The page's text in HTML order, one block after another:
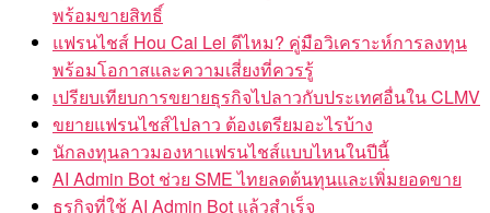
พร้อมขายสิทธิ์
แฟรนไชส์ Hou Cai Lei ดีไหม? คู่มือวิเคราะห์การลงทุน
พร้อมโอกาสและความเสี่ยงที่ควรรู้
เปรียบเทียบการขยายธุรกิจไปลาวกับประเทศอื่นใน CLMV
ขยายแฟรนไชส์ไปลาว ต้องเตรียมอะไรบ้าง
นักลงทุนลาวมองหาแฟรนไชส์แบบไหนในปีนี้
AI Admin Bot ช่วย SME ไทยลดต้นทุนและเพิ่มยอดขาย
ธุรกิจที่ใช้ AI Admin Bot แล้วสำเร็จ